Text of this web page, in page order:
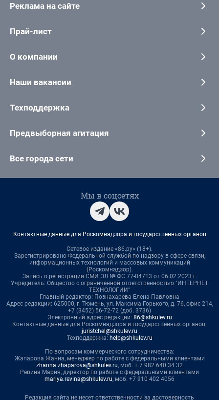
Реклама на сайте
Прай-лист
О компании
Наши вакансии
Техподдержка
Предвыборная агитация
Все города сети
Мы в соцсетях
Контактные данные для Роскомнадзора и государственных органов
Сетевое издание «86.ру» (18+).
Зарегистрировано Федеральной службой по надзору в сфере связи,
информационных технологий и массовых коммуникаций
(Роскомнадзор).
Запись о регистрации СМИ ЭЛ № ФС 77-84713 от 06.02.2023 г.
Учредитель: Общество с ограниченной ответственностью "ИНТЕРНЕТ
ТЕХНОЛОГИИ"
Главный редактор: Познахарева Елена Павловна
Адрес редакции: 625000, г. Тюмень, ул. Максима Горького, д. 76, офис 214,
+7 (3452) 56-72-72 (доб. 3736)
Электронный адрес редакции: 86@shkulev.ru
Контактные данные для Роскомнадзора и государственных органов:
juristchel@shkulev.ru
Техподдержка: help@shkulev.ru
По вопросам коммерческого сотрудничества:
Жапарова Жанна, менеджер по работе с федеральными клиентами
zhanna.zhaparova@shkulev.ru, моб. + 7 982 640 34 32
Ревина Мария, директор по работе с федеральными клиентами
mariya.revina@shkulev.ru, моб. +7 910 402 4056
Редакция сайта не несет ответственности за достоверность